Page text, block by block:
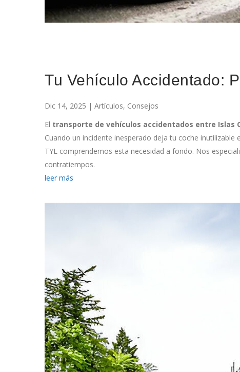
Tu Vehículo Accidentado:
Dic 14, 2025 | Artículos, Consejos
El transporte de vehículos accidentados entre Islas
Cuando un incidente inesperado deja tu coche
TYL comprendemos esta necesidad a fondo. Nos
contratiempos.
leer más